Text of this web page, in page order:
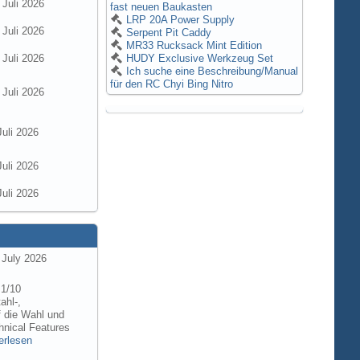
Juli 2026
Juli 2026
Juli 2026
Juli 2026
2026
2026
2026
2026
10
,
Wahl und
Features
fast neuen Baukasten
LRP 20A Power Supply
Serpent Pit Caddy
MR33 Rucksack Mint Edition
HUDY Exclusive Werkzeug Set
Ich suche eine Beschreibung/Manual
für den RC Chyi Bing Nitro